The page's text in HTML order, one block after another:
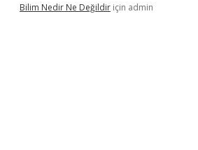
Bilim Nedir Ne Değildir için admin